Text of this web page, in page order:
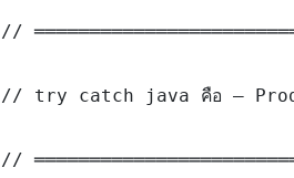
//
// try catch java คือ —
//